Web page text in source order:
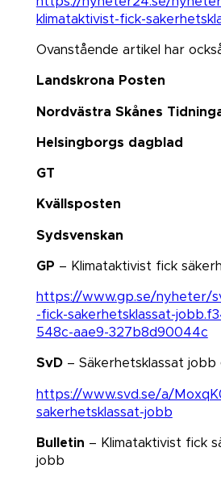
klimataktivist-fick-
Ovanstående artikel har
Landskrona Posten
Nordvästra Skånes
Helsingborgs dagblad
GT
Kvällsposten
Sydsvenskan
GP – Klimataktivist fick
https://www.gp.se/nyheter/
-fick-sakerhetsklassat-
548c-aae9-327b8d90044c
SvD– Säkerhetsklassat jobb
https://www.svd.se/a/
sakerhetsklassat-jobb
Bulletin – Klimataktivist fick
jobb